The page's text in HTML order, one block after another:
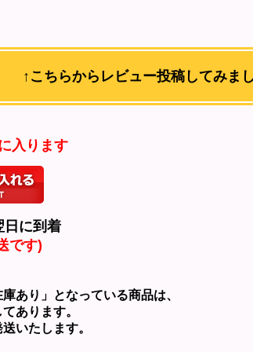
↑こちらからレビュー投稿してみま
入ります
日に到着
です)
り」となっている商品は、
あります。
いたします。